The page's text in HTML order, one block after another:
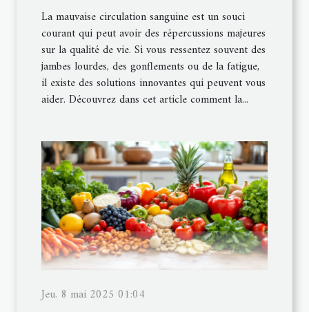
La mauvaise circulation sanguine est un souci
courant qui peut avoir des répercussions majeures
sur la qualité de vie. Si vous ressentez souvent des
jambes lourdes, des gonflements ou de la fatigue,
il existe des solutions innovantes qui peuvent vous
aider. Découvrez dans cet article comment la...
Jeu. 8 mai 2025 01:04